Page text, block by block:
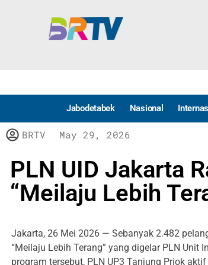
Jabodetabek Nasional
BRTV May 29, 2026
PLN UID Jakarta
“Meilaju Lebih
Jakarta, 26 Mei 2026 — Sebanyak 2.482
“Meilaju Lebih Terang” yang digelar PLN
program tersebut, PLN UP3 Tanjung Priok